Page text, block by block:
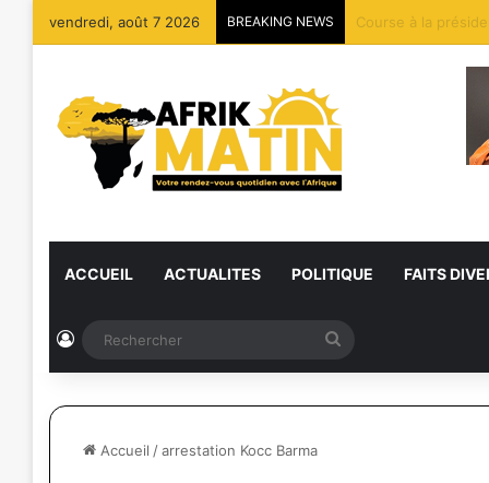
vendredi, août 7 2026 BREAKING NEWS Bénin : Patrice
ACCUEIL ACTUALITES POLITIQUE FAITS
Connexion
Accueil /arrestation Kocc Barma